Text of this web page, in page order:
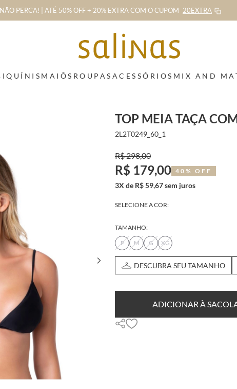
NÃO PERCA! | ATÉ 50% OFF + 20% EXTRA COM O CUPOM 20EXTRA
MAIÔS ROUPAS ACESSÓRIOS MIX AND
TOP MEIA TAÇA
2L2T0249_60_1
R$ 298,00
R$ 179,00 40% OFF
3X de R$ 59,67 sem juros
SELECIONE A COR:
TAMANHO:
P
M G XG
DESCUBRA SEU TAMANHO
ADICIONAR À